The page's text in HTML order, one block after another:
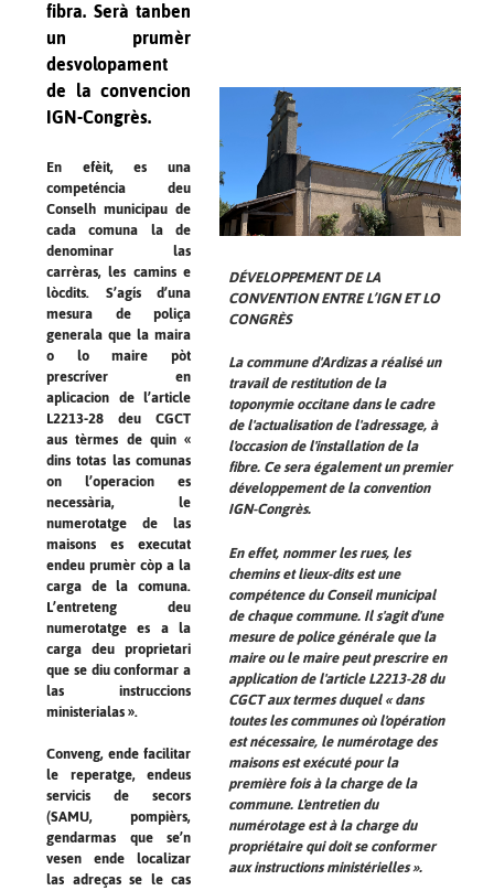
fibra. Serà tanben
un prumèr
desvolopament
de la convencion
IGN-Congrès.
En efèit, es una
competéncia deu
Conselh municipau de
cada comuna la de
denominar las
carrèras, les camins e
lòcdits. S’agís d’una
mesura de poliça
generala que la maira
o lo maire pòt
prescríver en
aplicacion de l’article
L2213-28 deu CGCT
aus tèrmes de quin «
dins totas las comunas
on l’operacion es
necessària, le
numerotatge de las
maisons es executat
endeu prumèr còp a la
carga de la comuna.
L’entreteng deu
numerotatge es a la
carga deu proprietari
que se diu conformar a
las instruccions
ministerialas ».
Conveng, ende facilitar
le reperatge, endeus
servicis de secors
(SAMU, pompièrs,
gendarmas que se’n
vesen ende localizar
las adreças se le cas
DÉVELOPPEMENT DE LA
CONVENTION ENTRE L’IGN ET LO
CONGRÈS
La commune d'Ardizas a réalisé un
travail de restitution de la
toponymie occitane dans le cadre
de l'actualisation de l'adressage, à
l'occasion de l'installation de la
fibre. Ce sera également un premier
développement de la convention
IGN-Congrès.
En effet, nommer les rues, les
chemins et lieux-dits est une
compétence du Conseil municipal
de chaque commune. Il s'agit d'une
mesure de police générale que la
maire ou le maire peut prescrire en
application de l'article L2213-28 du
CGCT aux termes duquel « dans
toutes les communes où l'opération
est nécessaire, le numérotage des
maisons est exécuté pour la
première fois à la charge de la
commune. L'entretien du
numérotage est à la charge du
propriétaire qui doit se conformer
aux instructions ministérielles ».